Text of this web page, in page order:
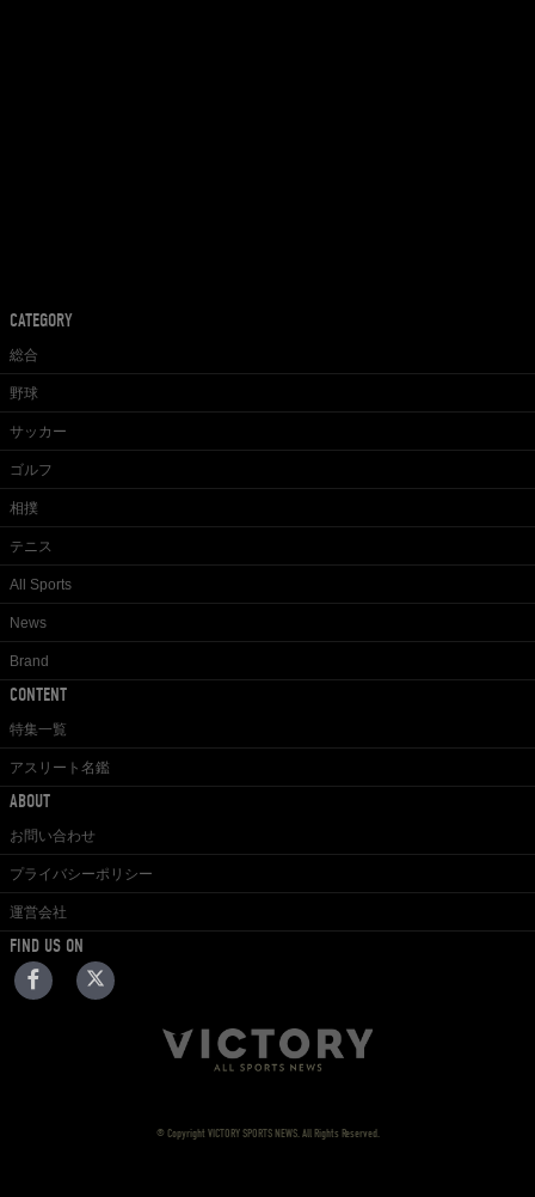
CATEGORY
総合
野球
サッカー
ゴルフ
相撲
テニス
All Sports
News
Brand
CONTENT
特集一覧
アスリート名鑑
ABOUT
お問い合わせ
プライバシーポリシー
運営会社
FIND US ON
© Copyright VICTORY SPORTS NEWS. All Rights Reserved.